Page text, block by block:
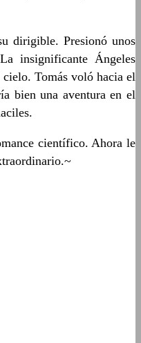
dirigible. Presionó unos
insignificante Ángeles
Tomás voló hacia el
bien una aventura en el
científico. Ahora le